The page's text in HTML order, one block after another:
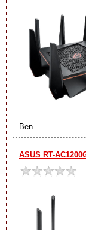
Ben...
ASUS RT-